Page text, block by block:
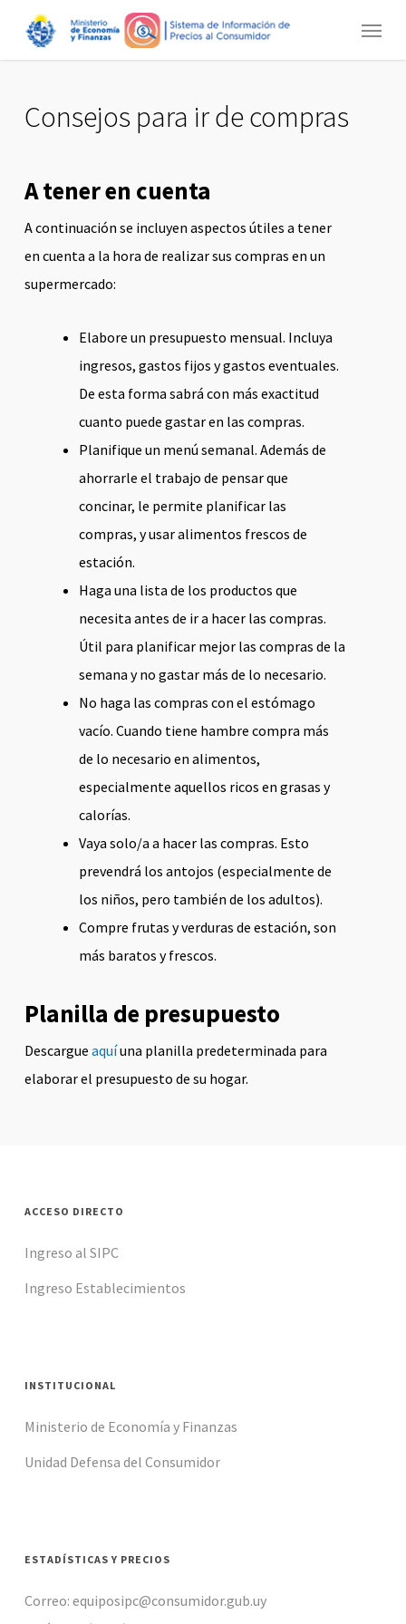
Menu
Consejos para ir de compras
A tener en cuenta
A continuación se incluyen aspectos útiles a tener
en cuenta a la hora de realizar sus compras en un
supermercado:
Elabore un presupuesto mensual. Incluya
ingresos, gastos fijos y gastos eventuales.
De esta forma sabrá con más exactitud
cuanto puede gastar en las compras.
Planifique un menú semanal. Además de
ahorrarle el trabajo de pensar que
concinar, le permite planificar las
compras, y usar alimentos frescos de
estación.
Haga una lista de los productos que
necesita antes de ir a hacer las compras.
Útil para planificar mejor las compras de la
semana y no gastar más de lo necesario.
No haga las compras con el estómago
vacío. Cuando tiene hambre compra más
de lo necesario en alimentos,
especialmente aquellos ricos en grasas y
calorías.
Vaya solo/a a hacer las compras. Esto
prevendrá los antojos (especialmente de
los niños, pero también de los adultos).
Compre frutas y verduras de estación, son
más baratos y frescos.
Planilla de presupuesto
Descargueaquíuna planilla predeterminada para
elaborar el presupuesto de su hogar.
ACCESO DIRECTO
Ingreso al SIPC
Ingreso Establecimientos
INSTITUCIONAL
Ministerio de Economía y Finanzas
Unidad Defensa del Consumidor
ESTADÍSTICAS Y PRECIOS
Correo: equiposipc@consumidor.gub.uy